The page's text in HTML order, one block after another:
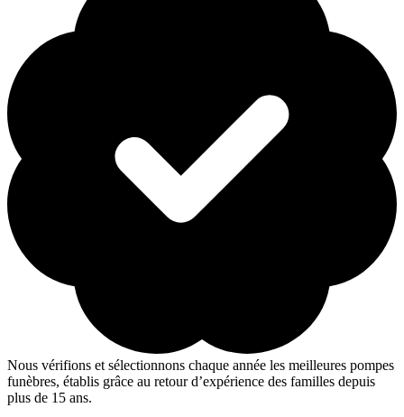
Nous vérifions et sélectionnons chaque année les meilleures pompes
funèbres, établis grâce au retour d’expérience des familles depuis
plus de 15 ans.